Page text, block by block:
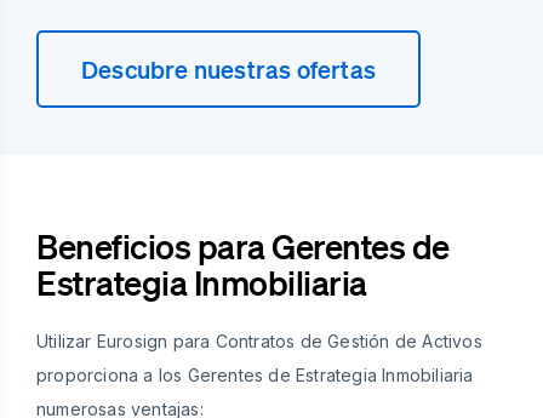
Descubre nuestras ofertas
Beneficios para Gerentes de
Estrategia Inmobiliaria
Utilizar Eurosign para Contratos de Gestión de Activos
proporciona a los Gerentes de Estrategia Inmobiliaria
numerosas ventajas: